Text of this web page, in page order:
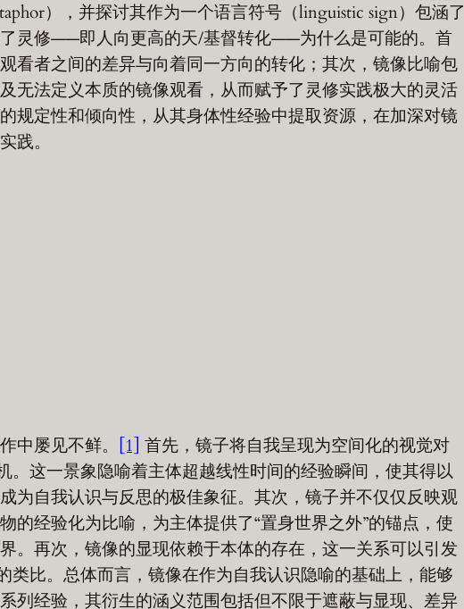
），并探讨其作为一个语言符号（linguistic sign）包涵了
灵修——即人向更高的天/基督转化——为什么是可能的。首
看者之间的差异与向着同一方向的转化；其次，镜像比喻包
无法定义本质的镜像观看，从而赋予了灵修实践极大的灵活
规定性和倾向性，从其身体性经验中提取资源，在加深对镜
践。
中屡见不鲜。
[1] 首先，镜子将自我呈现为空间化的视觉对
。这一景象隐喻着主体超越线性时间的经验瞬间，使其得以
为自我认识与反思的极佳象征。其次，镜子并不仅仅反映观
的经验化为比喻，为主体提供了“置身世界之外”的锚点，使
。再次，镜像的显现依赖于本体的存在，这一关系可以引发
类比。总体而言，镜像在作为自我认识隐喻的基础上，能够
列经验，其衍生的涵义范围包括但不限于遮蔽与显现、差异